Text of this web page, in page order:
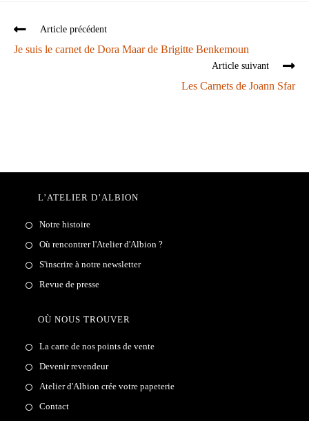
Article précédent
Je suis le carnet de Dora Maar de Brigitte Benkemoun
Article suivant
Les Carnets de Joann Sfar
L’ATELIER D’ALBION
Notre histoire
Où rencontrer l'Atelier d'Albion ?
S'inscrire à notre newsletter
Revue de presse
OÙ NOUS TROUVER
La carte de nos points de vente
Devenir revendeur
Atelier d'Albion crée votre papeterie
Contact